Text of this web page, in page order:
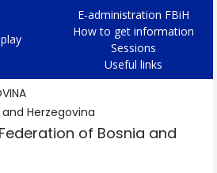
E-administration FBiH
How to get information
Sessions
Useful links
Herzegovina
of Bosnia and